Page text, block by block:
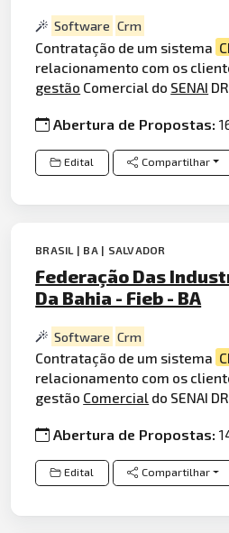
Software Crm
Contratação de um sistema
relacionamento com os
gestão Comercial do SENAI
Abertura de Propostas:
Edital Compartilhar
BRASIL | BA | SALVADOR
Federação Das
Da Bahia - Fieb - BA
Software Crm
Contratação de um sistema
relacionamento com os
gestão Comercial do SENAI
Abertura de Propostas:
Edital Compartilhar